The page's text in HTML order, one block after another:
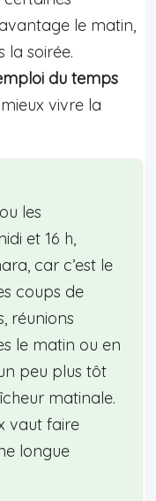
le matin,
la soirée.
du temps
vivre la
les
et 16 h,
car c’est le
coups de
réunions
le matin ou en
peu plus tôt
matinale.
vaut faire
longue